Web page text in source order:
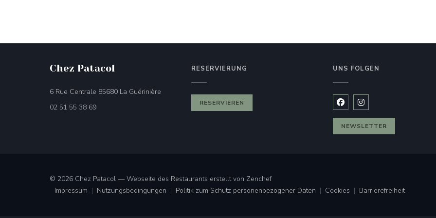
Chez Patacol
6 Rue Centrale 85680 La Guérinière
02 51 55 38 69
RESERVIERUNG
RESERVIEREN
UNS FOLGEN
Facebook ((öffnet ein neues
Instagram ((öffnet ein
NEWSLETTER
© 2026 Chez Patacol — Webseite des Restaurants erstellt von Zenchef((öffnet ein neues Fenster))
Impressum
((öffnet ein neues Fenster))
Nutzungsbedingungen
((öffnet ein neues Fenster))
Politik zum Schutz personenbezogener Daten
((öffnet ein neues Fenster))
Cookies
((öffnet ein neues Fenster))
Barrierefreiheit
((öffnet ein neues